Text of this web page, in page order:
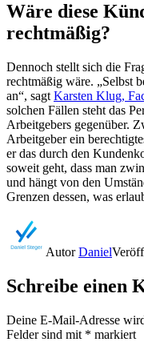
Wäre diese
rechtmäßig?
Dennoch stellt sich die
rechtmäßig wäre. „Selbst
an“, sagt Karsten Klug,
solchen Fällen steht das
Arbeitgebers gegenüber.
Arbeitgeber ein
er das durch den
soweit geht, dass man
und hängt von den
Grenzen dessen, was
AutorDaniel
Schreibe einen
Deine E-Mail-Adresse
Felder sind mit * markiert